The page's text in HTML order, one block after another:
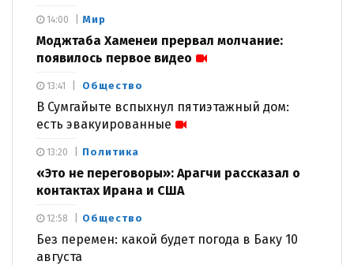
Мир
Моджтаба Хаменеи прервал молчание:
появилось первое видео
14:00
Общество
В Сумгайыте вспыхнул пятиэтажный дом:
есть эвакуированные
13:41
Политика
«Это не переговоры»: Арагчи рассказал о
контактах Ирана и США
13:20
Общество
Без перемен: какой будет погода в Баку 10
августа
12:58